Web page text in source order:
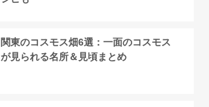
関東のコスモス畑6選：一面のコスモス
が見られる名所＆見頃まとめ